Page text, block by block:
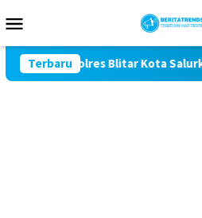
ke
Mobile
Terbaru
Polres Blitar Kota Salurkan